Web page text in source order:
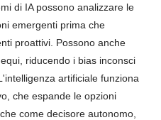
di IA possono analizzare le
emergenti prima che
proattivi. Possono anche
riducendo i bias inconsci
artificiale funziona
che espande le opzioni
come decisore autonomo,